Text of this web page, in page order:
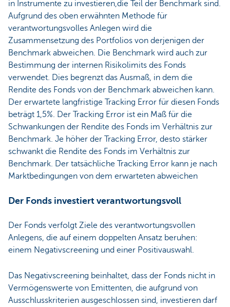
in Instrumente zu investieren,die Teil der Benchmark sind.
Aufgrund des oben erwähnten Methode für
verantwortungsvolles Anlegen wird die
Zusammensetzung des Portfolios von derjenigen der
Benchmark abweichen. Die Benchmark wird auch zur
Bestimmung der internen Risikolimits des Fonds
verwendet. Dies begrenzt das Ausmaß, in dem die
Rendite des Fonds von der Benchmark abweichen kann.
Der erwartete langfristige Tracking Error für diesen Fonds
beträgt 1,5%. Der Tracking Error ist ein Maß für die
Schwankungen der Rendite des Fonds im Verhältnis zur
Benchmark. Je höher der Tracking Error, desto stärker
schwankt die Rendite des Fonds im Verhältnis zur
Benchmark. Der tatsächliche Tracking Error kann je nach
Marktbedingungen von dem erwarteten abweichen
Der Fonds investiert verantwortungsvoll
Der Fonds verfolgt Ziele des verantwortungsvollen
Anlegens, die auf einem doppelten Ansatz beruhen:
einem Negativscreening und einer Positivauswahl.
Das Negativscreening beinhaltet, dass der Fonds nicht in
Vermögenswerte von Emittenten, die aufgrund von
Ausschlusskriterien ausgeschlossen sind, investieren darf